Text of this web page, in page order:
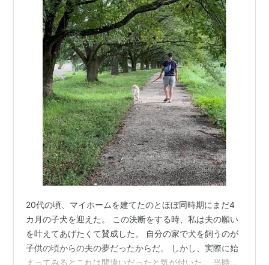
20代の頃、マイホームを建てたのとほぼ同時期にまだ4
カ月の子犬を迎えた。 この決断をする時、私は夫の願い
を叶えてあげたくて賛成した。 自分の家で犬を飼うのが
子供の頃からの夫の夢だったからだ。 しかし、実際に始
まってみるとこれは間違いだったと気が付いた。 当時、